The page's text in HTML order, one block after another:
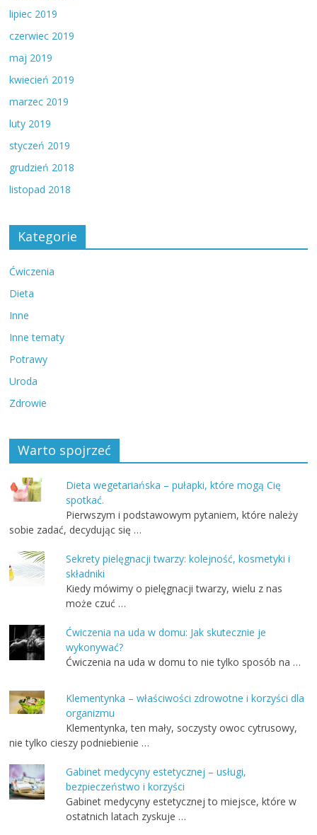
lipiec 2019
czerwiec 2019
maj 2019
kwiecień 2019
marzec 2019
luty 2019
styczeń 2019
grudzień 2018
listopad 2018
Kategorie
Ćwiczenia
Dieta
Inne
Inne tematy
Potrawy
Uroda
Zdrowie
Warto spojrzeć
Dieta wegetariańska – pułapki, które mogą Cię
spotkać.
Pierwszym i podstawowym pytaniem, które należy
sobie zadać, decydując się …
Sekrety pielęgnacji twarzy: kolejność, kosmetyki i
składniki
Kiedy mówimy o pielęgnacji twarzy, wielu z nas
może czuć …
Ćwiczenia na uda w domu: Jak skutecznie je
wykonywać?
Ćwiczenia na uda w domu to nie tylko sposób na …
Klementynka – właściwości zdrowotne i korzyści dla
organizmu
Klementynka, ten mały, soczysty owoc cytrusowy,
nie tylko cieszy podniebienie …
Gabinet medycyny estetycznej – usługi,
bezpieczeństwo i korzyści
Gabinet medycyny estetycznej to miejsce, które w
ostatnich latach zyskuje …